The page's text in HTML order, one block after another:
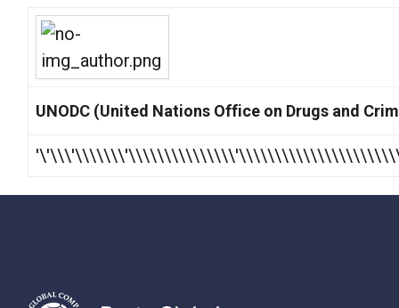
UNODC (United Nations Office on Drugs and